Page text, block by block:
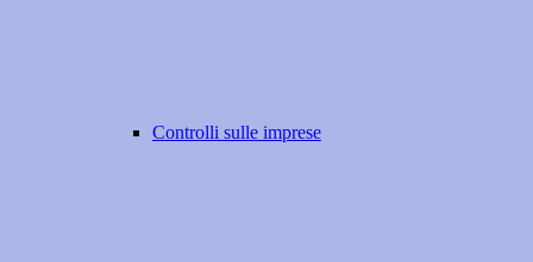
Controlli sulle imprese